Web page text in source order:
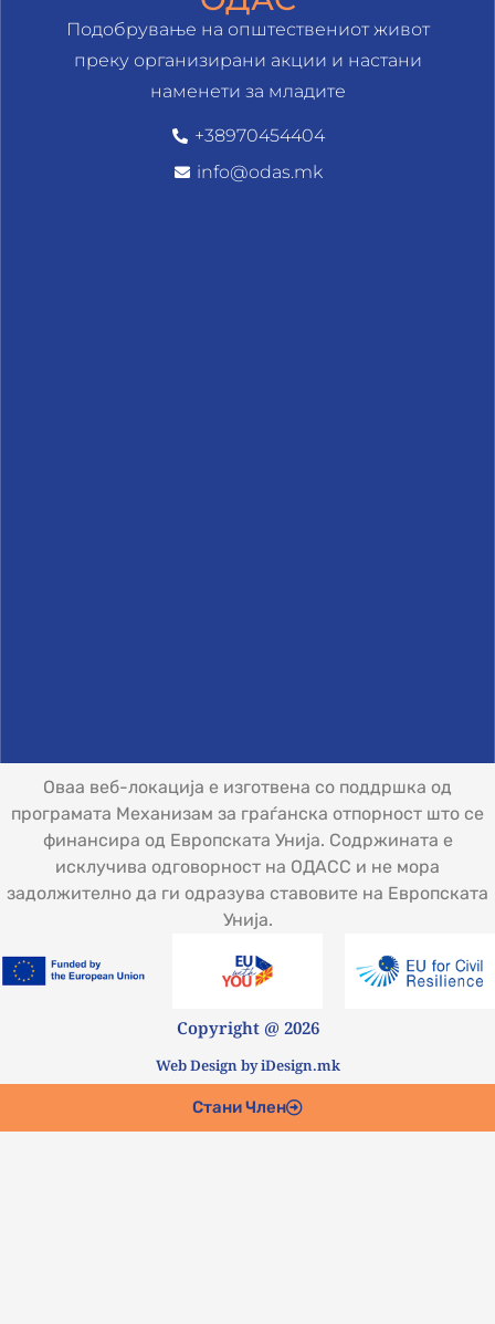
Подобрување на општествениот живот
преку организирани акции и настани
наменети за младите
+38970454404
info@odas.mk
Оваа веб-локација е изготвена со поддршка од
програмата Механизам за граѓанска отпорност што се
финансира од Европската Унија. Содржината е
исклучива одговорност на ОДАСС и не мора
задолжително да ги одразува ставовите на Европската
Унија.
Copyright @ 2026
Web Design by iDesign.mk
Стани Член